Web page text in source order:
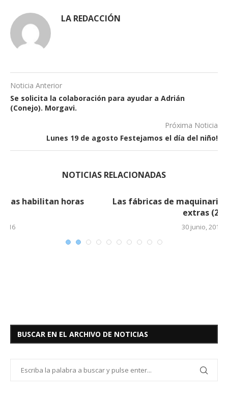
LA REDACCIÓN
Noticia Anterior
Se solicita la colaboración para ayudar a Adrián
(Conejo). Morgavi.
Próxima Noticia
Lunes 19 de agosto Festejamos el día del niño!
NOTICIAS RELACIONADAS
Las fábricas de maquinarias habilitan horas
BUSCAR EN EL ARCHIVO DE NOTICIAS